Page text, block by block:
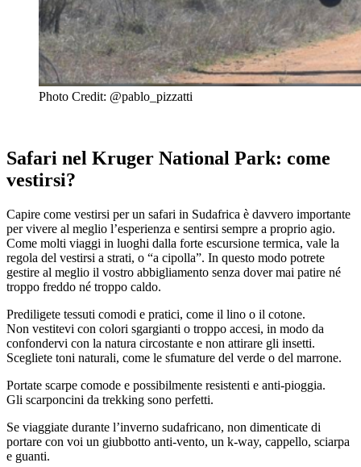
Photo Credit: @pablo_pizzatti
Safari nel Kruger National Park: come
vestirsi?
Capire come vestirsi per un safari in Sudafrica è davvero importante
per vivere al meglio l’esperienza e sentirsi sempre a proprio agio.
Come molti viaggi in luoghi dalla forte escursione termica, vale la
regola del vestirsi a strati, o “a cipolla”. In questo modo potrete
gestire al meglio il vostro abbigliamento senza dover mai patire né
troppo freddo né troppo caldo.
Prediligete tessuti comodi e pratici, come il lino o il cotone.
Non vestitevi con colori sgargianti o troppo accesi, in modo da
confondervi con la natura circostante e non attirare gli insetti.
Scegliete toni naturali, come le sfumature del verde o del marrone.
Portate scarpe comode e possibilmente resistenti e anti-pioggia.
Gli scarponcini da trekking sono perfetti.
Se viaggiate durante l’inverno sudafricano, non dimenticate di
portare con voi un giubbotto anti-vento, un k-way, cappello, sciarpa
e guanti.